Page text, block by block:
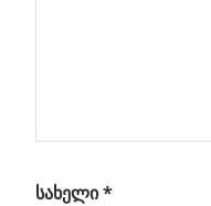
სახელი*